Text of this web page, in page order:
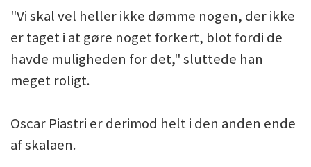
"Vi skal vel heller ikke dømme nogen, der ikke
er taget i at gøre noget forkert, blot fordi de
havde muligheden for det," sluttede han
meget roligt.
Oscar Piastri er derimod helt i den anden ende
af skalaen.